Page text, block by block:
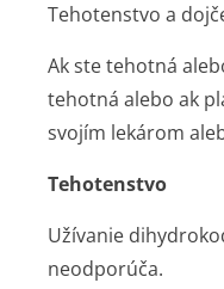
Tehotenstvo a
Ak ste tehotná
tehotná alebo ak
svojím lekárom
Tehotenstvo
Užívanie
neodporúča.